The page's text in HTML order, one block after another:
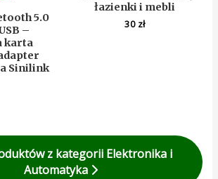
5.0
–
karta
Sinilink
łazienki i mebli
30 zł
z kategorii Elektronika i
Automatyka